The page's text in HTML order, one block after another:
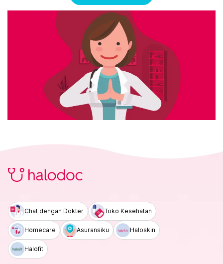
Chat dengan Dokter Toko Kesehatan
Homecare Asuransiku Haloskin
Halofit